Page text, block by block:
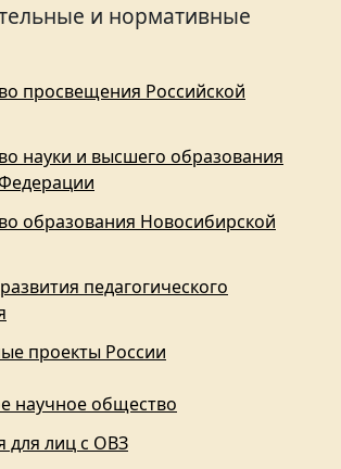
и нормативные
просвещения Российской
науки и высшего образования
образования Новосибирской
педагогического
проекты России
научное общество
лиц с ОВЗ